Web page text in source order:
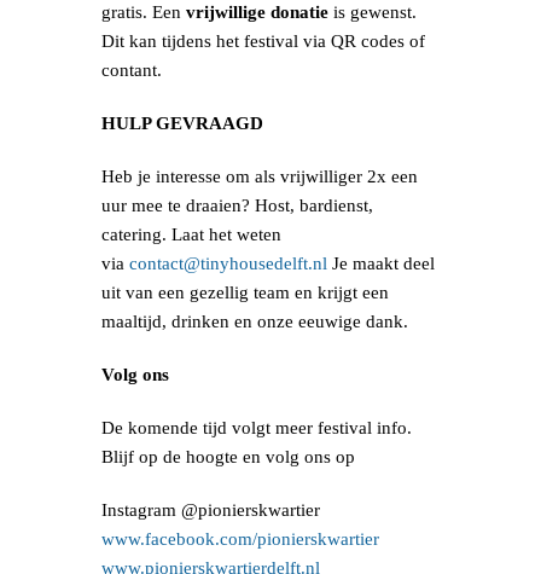
gratis. Een vrijwillige donatie is gewenst.
Dit kan tijdens het festival via QR codes of
contant.
HULP GEVRAAGD
Heb je interesse om als vrijwilliger 2x een
uur mee te draaien? Host, bardienst,
catering. Laat het weten
via contact@tinyhousedelft.nl Je maakt deel
uit van een gezellig team en krijgt een
maaltijd, drinken en onze eeuwige dank.
Volg ons
De komende tijd volgt meer festival info.
Blijf op de hoogte en volg ons op
Instagram @pionierskwartier
www.facebook.com/pionierskwartier
www.pionierskwartierdelft.nl